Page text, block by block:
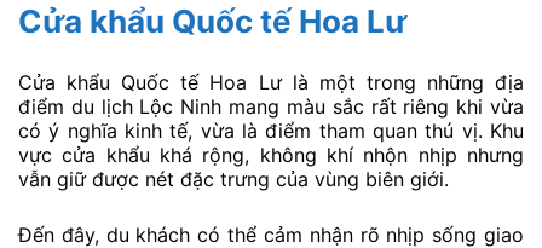
Cửa khẩu Quốc tế Hoa Lư
Cửa khẩu Quốc tế Hoa Lư là một trong những địa
điểm du lịch Lộc Ninh mang màu sắc rất riêng khi vừa
có ý nghĩa kinh tế, vừa là điểm tham quan thú vị. Khu
vực cửa khẩu khá rộng, không khí nhộn nhịp nhưng
vẫn giữ được nét đặc trưng của vùng biên giới.
Đến đây, du khách có thể cảm nhận rõ nhịp sống giao